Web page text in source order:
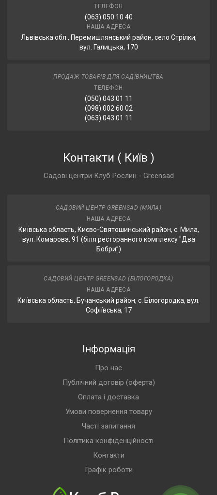
ТЕЛЕФОН
(063) 050 10 40
НАША АДРЕСА
Львівська обл., Перемишлянський район, село Стрілки,
вул. Галицька, 170
ПРОДАЖ ТОВАРІВ ДЛЯ САДІВНИЦТВА
ТЕЛЕФОН
(050) 043 01 11
(098) 002 60 02
(063) 043 01 11
Контакти ( Київ )
Садові центри Клуб Рослин - Greensad
САДОВИЙ ЦЕНТР GREENSAD (МИЛА)
НАША АДРЕСА
Київська область, Києво-Святошинський район, с. Мила,
вул. Комарова, 91 (біля ресторанного комплексу "Два
Бобри”)
САДОВИЙ ЦЕНТР GREENSAD (БІЛОГОРОДКА)
НАША АДРЕСА
Київська область, Бучанський район, с. Білогородка, вул.
Софіївська, 17
Інформація
Про нас
Публічний договір (оферта)
Оплата і доставка
Умови повернення товару
Часті запитання
Політика конфіденційності
Контакти
Графік роботи